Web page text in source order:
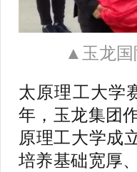
▲玉龙国
太原理工大学
年，玉龙集团
原理工大学成
培养基础宽厚